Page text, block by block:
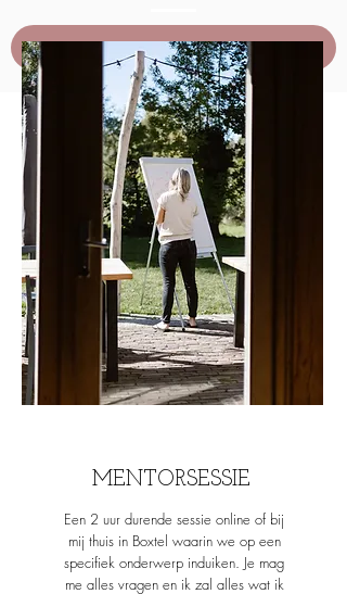
Yes, dit wil ik
MENTORSESSIE
Een 2 uur durende sessie online of bij
mij thuis in Boxtel waarin we op een
specifiek onderwerp induiken. Je mag
me alles vragen en ik zal alles wat ik